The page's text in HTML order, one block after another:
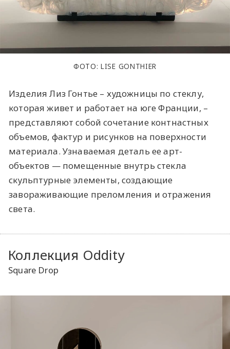
ФОТО: LISE GONTHIER
Изделия Лиз Гонтье – художницы по стеклу,
которая живет и работает на юге Франции, –
представляют собой сочетание контнастных
объемов, фактур и рисунков на поверхности
материала. Узнаваемая деталь ее арт-
объектов — помещенные внутрь стекла
скульптурные элементы, создающие
завораживающие преломления и отражения
света.
Коллекция Oddity
Square Drop